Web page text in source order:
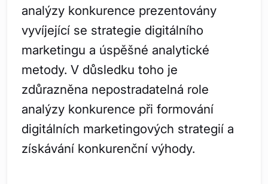
analýzy konkurence prezentovány
vyvíjející se strategie digitálního
marketingu a úspěšné analytické
metody. V důsledku toho je
zdůrazněna nepostradatelná role
analýzy konkurence při formování
digitálních marketingových strategií a
získávání konkurenční výhody.